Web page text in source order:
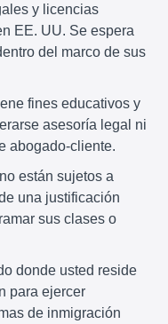
y licencias
EE. UU. Se espera
del marco de sus
fines educativos y
asesoría legal ni
abogado-cliente.
están sujetos a
una justificación
sus clases o
donde usted reside
para ejercer
de inmigración